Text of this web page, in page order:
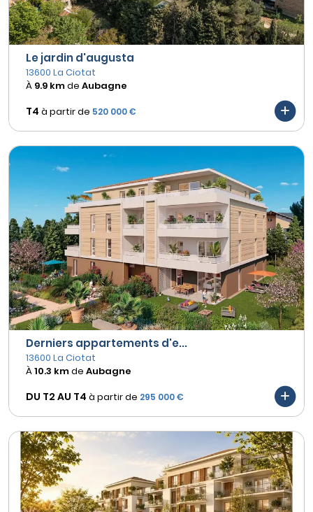
Le jardin d'augusta
13600 La Ciotat
À 9.9 kmde Aubagne
T4 à partir de 520 000 €
Derniers appartements d'e...
13600 La Ciotat
À10.3 kmde Aubagne
DU T2 AU T4 à partir de 295 000 €